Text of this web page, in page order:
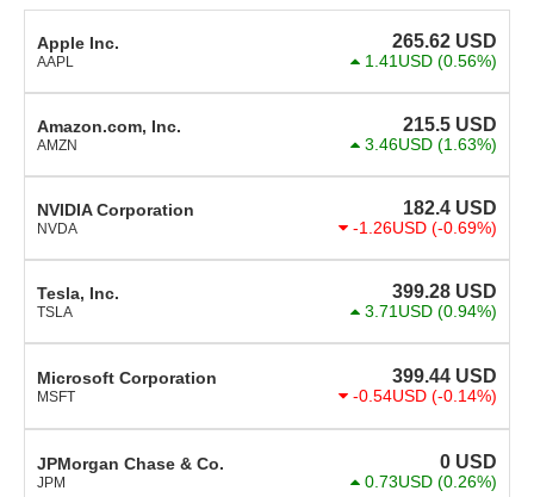
Apple Inc.
AAPL
265.62 USD
1.41USD (0.56%)
Amazon.com, Inc.
AMZN
215.5 USD
3.46USD (1.63%)
NVIDIA Corporation
NVDA
182.4 USD
-1.26USD (-0.69%)
Tesla, Inc.
TSLA
399.28 USD
3.71USD (0.94%)
Microsoft Corporation
MSFT
399.44 USD
-0.54USD (-0.14%)
JPMorgan Chase & Co.
JPM
0 USD
0.73USD (0.26%)